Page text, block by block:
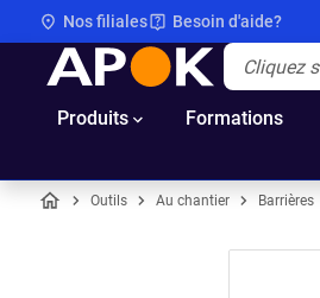
Nos filiales Besoin d'aide?
APOK
Produits Formations
Outils Au chantier Barrières